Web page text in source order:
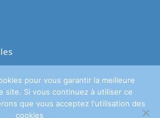
de l'enfant. Tous droits réservés. Powered
pour vous garantir la meilleure
site. Si vous continuez à utiliser ce
que vous acceptez l'utilisation des
cookies